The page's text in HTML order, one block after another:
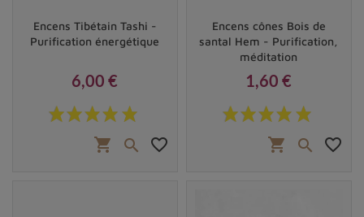
Encens Tibétain Tashi -
Purification énergétique
Prix
6,00 €
shopping_cart  favorite_border
Encens cônes Bois de
santal Hem - Purification,
méditation
Prix
1,60 €
shopping_cart  favorite_border